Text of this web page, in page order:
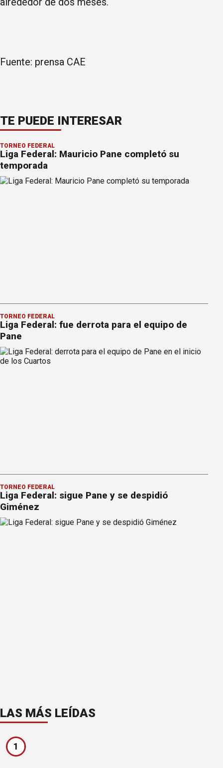
Fuente: prensa CAE
TE PUEDE INTERESAR
TORNEO FEDERAL
Liga Federal: Mauricio Pane completó su
temporada
TORNEO FEDERAL
Liga Federal: fue derrota para el equipo de
Pane
TORNEO FEDERAL
Liga Federal: sigue Pane y se despidió
Giménez
LAS MÁS LEÍDAS
1